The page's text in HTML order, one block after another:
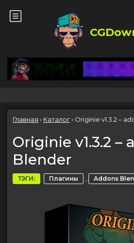
Главная › Каталог› Originie v1.3.2 –
Originie v1.3.2 –
Blender
ТЭГИ: Плагины , Addons